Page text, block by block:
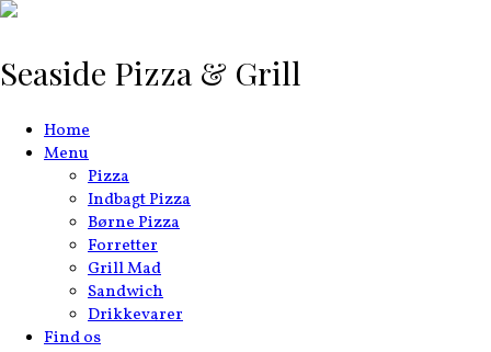
Seaside Pizza & Grill
Home
Menu
Pizza
Indbagt Pizza
Børne Pizza
Forretter
Grill Mad
Sandwich
Drikkevarer
Find os